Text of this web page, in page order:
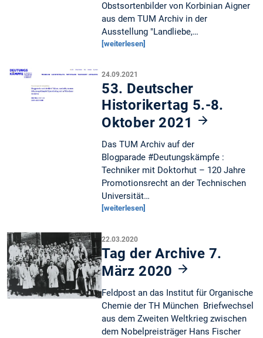
Obstsortenbilder von Korbinian Aigner
aus dem TUM Archiv in der
Ausstellung "Landliebe,…
[weiterlesen]
24.09.2021
53. Deutscher
Historikertag 5.-8.
Oktober 2021
Das TUM Archiv auf der
Blogparade #Deutungskämpfe :
Techniker mit Doktorhut – 120 Jahre
Promotionsrecht an der Technischen
Universität…
[weiterlesen]
22.03.2020
Tag der Archive 7.
März 2020
Feldpost an das Institut für Organische
Chemie der TH München Briefwechsel
aus dem Zweiten Weltkrieg zwischen
dem Nobelpreisträger Hans Fischer